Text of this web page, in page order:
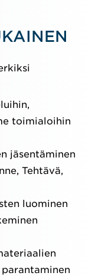
toimialoihin
jäsentäminen
Tehtävä,
luominen